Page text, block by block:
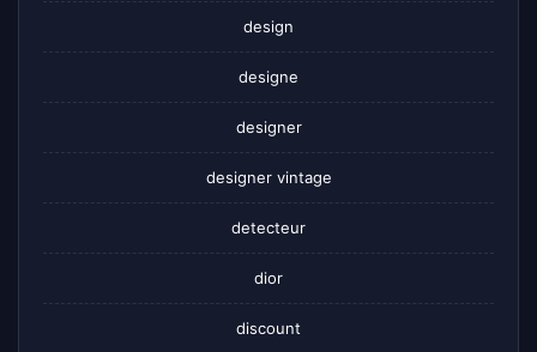
design
designe
designer
designer vintage
detecteur
dior
discount